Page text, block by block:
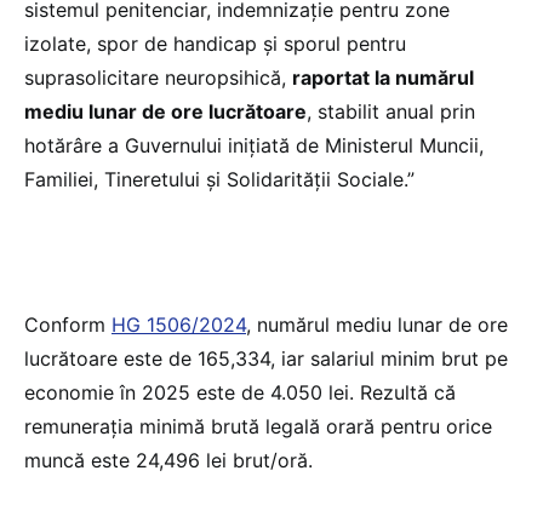
sistemul penitenciar, indemnizație pentru zone
izolate, spor de handicap și sporul pentru
suprasolicitare neuropsihică, raportat la numărul
mediu lunar de ore lucrătoare, stabilit anual prin
hotărâre a Guvernului inițiată de Ministerul Muncii,
Familiei, Tineretului și Solidarității Sociale.”
Conform HG 1506/2024, numărul mediu lunar de ore
lucrătoare este de 165,334, iar salariul minim brut pe
economie în 2025 este de 4.050 lei. Rezultă că
remunerația minimă brută legală orară pentru orice
muncă este 24,496 lei brut/oră.